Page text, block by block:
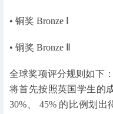
• 铜奖 Bronze Ⅰ
• 铜奖 Bronze Ⅱ
全球奖项评分规则如下
将首先按照英国学生的
30%、 45% 的比例划